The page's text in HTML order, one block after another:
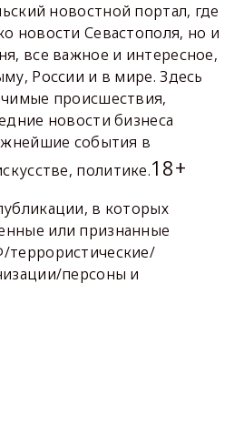
новостной портал, где
новости Севастополя, но и
все важное и интересное,
России и в мире. Здесь
происшествия,
новости бизнеса
события в
политике.18+
в которых
или признанные
персоны и